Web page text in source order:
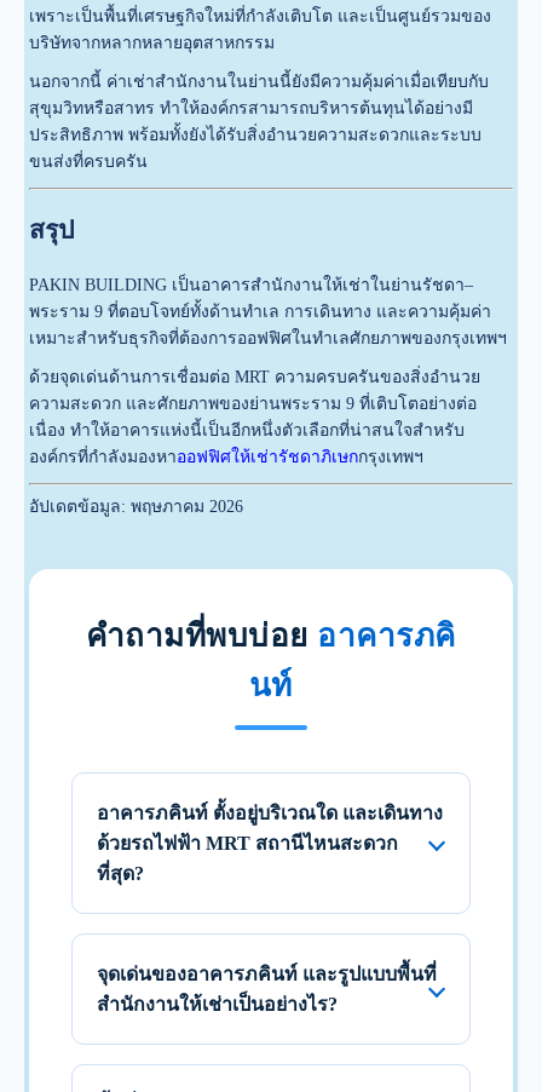
เพราะเป็นพื้นที่เศรษฐกิจใหม่ที่กำลังเติบโต และเป็นศูนย์รวมของ
บริษัทจากหลากหลายอุตสาหกรรม
นอกจากนี้ ค่าเช่าสำนักงานในย่านนี้ยังมีความคุ้มค่าเมื่อเทียบกับ
สุขุมวิทหรือสาทร ทำให้องค์กรสามารถบริหารต้นทุนได้อย่างมี
ประสิทธิภาพ พร้อมทั้งยังได้รับสิ่งอำนวยความสะดวกและระบบ
ขนส่งที่ครบครัน
สรุป
PAKIN BUILDING เป็นอาคารสำนักงานให้เช่าในย่านรัชดา–
พระราม 9 ที่ตอบโจทย์ทั้งด้านทำเล การเดินทาง และความคุ้มค่า
เหมาะสำหรับธุรกิจที่ต้องการออฟฟิศในทำเลศักยภาพของกรุงเทพฯ
ด้วยจุดเด่นด้านการเชื่อมต่อ MRT ความครบครันของสิ่งอำนวย
ความสะดวก และศักยภาพของย่านพระราม 9 ที่เติบโตอย่างต่อ
เนื่อง ทำให้อาคารแห่งนี้เป็นอีกหนึ่งตัวเลือกที่น่าสนใจสำหรับ
องค์กรที่กำลังมองหาออฟฟิศให้เช่ารัชดาภิเษกกรุงเทพฯ
อัปเดตข้อมูล: พฤษภาคม 2026
คำถามที่พบบ่อย อาคารภคิ
นท์
อาคารภคินท์ ตั้งอยู่บริเวณใด และเดินทาง
ด้วยรถไฟฟ้า MRT สถานีไหนสะดวก
ที่สุด?
จุดเด่นของอาคารภคินท์ และรูปแบบพื้นที่
สำนักงานให้เช่าเป็นอย่างไร?